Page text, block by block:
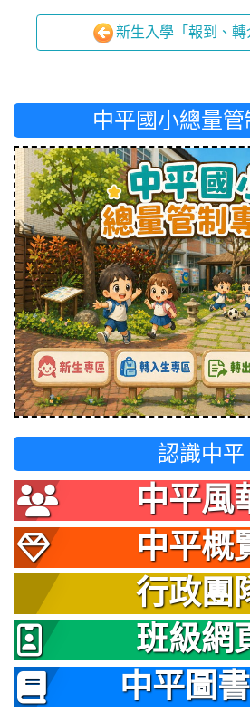
新生入學「報到、轉
中平國小總量
認識中平
中平風
中平概
行政團
班級網
中平圖